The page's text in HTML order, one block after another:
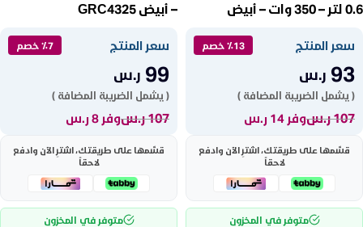
0.6 لتر – 350 وات – أبيض
سعر المنتج ٪13 خصم
93 ر.س
( يشمل الضريبة المضافة )
107ر.سوفر 14 ر.س
قسّمها على طريقتك، اشترِ الآن وادفع
لاحقاً
متوفر في المخزون
– أبيض GRC4325
سعر المنتج ٪7 خصم
99 ر.س
( يشمل الضريبة المضافة )
107ر.سوفر 8 ر.س
قسّمها على طريقتك، اشترِ الآن وادفع
لاحقاً
متوفر في المخزون